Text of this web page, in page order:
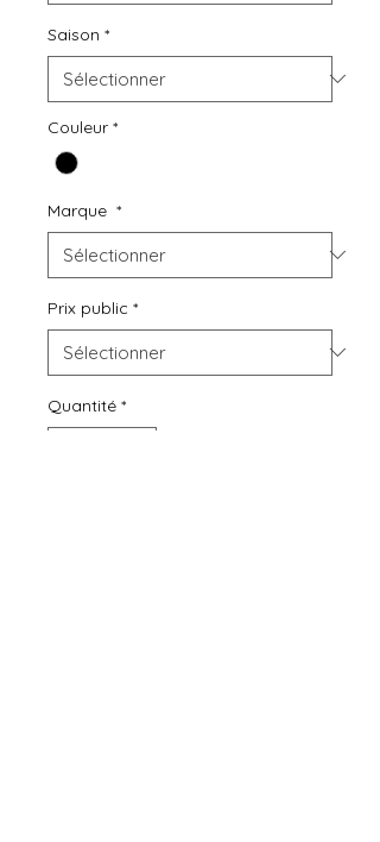
Saison *
Couleur *
Marque *
Prix public *
Quantité *